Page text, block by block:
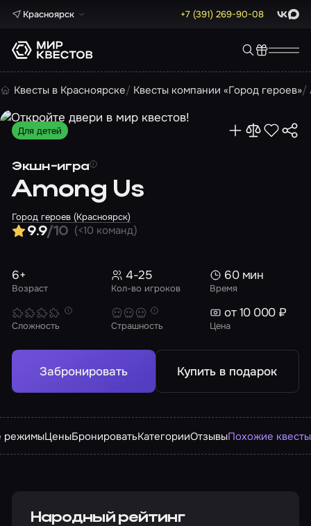
Красноярск +7 (391) 269-90-08 Max
Квесты в Красноярске Квесты компании «Город героев»
Для детей
Экшн-игра
Among Us
Город героев (Красноярск)
9.9/10 (<10 команд)
Возраст
6+
Кол-во игроков
4-25
Время
60 мин
Сложность Страшность Цена
от 10 000 ₽
Забронировать Купить в подарок
режимыЦеныБронироватьКатегорииОтзывыПохожие квесты
Народный рейтинг